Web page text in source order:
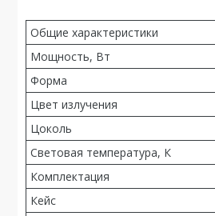
Общие характеристики
Мощность, Вт
Форма
Цвет излучения
Цоколь
Световая температура, К
Комплектация
Кейс